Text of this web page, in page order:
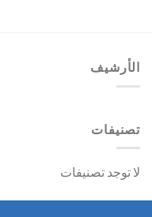
الأرشيف
تصنيفات
لا توجد تصنيفات